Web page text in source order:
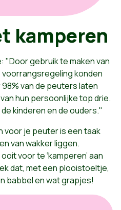
kamperen
"Door gebruik te maken van
konden
van de peuters laten
hun persoonlijke top drie.
kinderen en de ouders."
voor je peuter is een taak
van wakker liggen.
voor te ‘kamperen’ aan
dat, met een plooistoeltje,
babbel en wat grapjes!